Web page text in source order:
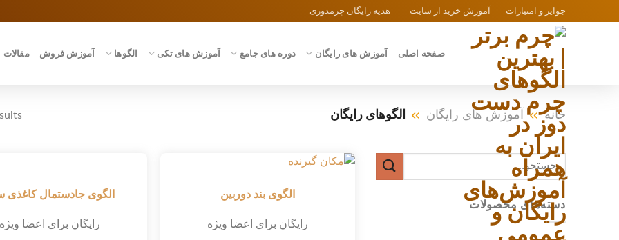
to
جوایز و امتیازات آموزش خرید از سایت هدیه رایگان چرمدوزی
صفحه اصلی آموزش های رایگان دوره های جامع آموزش های تکی الگوها آموزش فروش مقالات
خانه آموزش های رایگان الگوهای رایگان
جستجو
برای:
دسته‌های محصولات
الگوی بند دوربین
رایگان برای اعضا ویژه
الگوی جادستمال کاغذی
رایگان برای اعضا